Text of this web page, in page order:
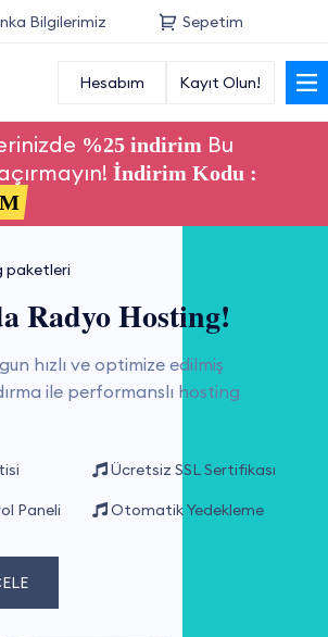
Bilgilerimiz Sepetim
Hesabım Kayıt Olun!
%25 indirim Bu
İndirim Kodu :
paketleri
Radyo Hosting!
hızlı ve optimize edilmiş
ile performanslı hosting
Paneli
Ücretsiz SSL Sertifikası
Otomatik Yedekleme